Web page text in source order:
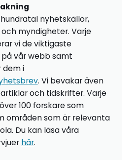
nyhetskällor,
myndigheter. Varje
vi de viktigaste
vår webb samt
i
. Vi bevakar även
och tidskrifter. Varje
100 forskare som
områden som är relevanta
Du kan läsa våra
här.